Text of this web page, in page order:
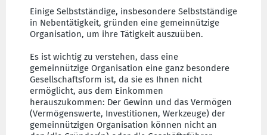
Einige Selbstständige, insbesondere Selbstständige
in Nebentätigkeit, gründen eine gemeinnützige
Organisation, um ihre Tätigkeit auszuüben.
Es ist wichtig zu verstehen, dass eine
gemeinnützige Organisation eine ganz besondere
Gesellschaftsform ist, da sie es Ihnen nicht
ermöglicht, aus dem Einkommen
herauszukommen: Der Gewinn und das Vermögen
(Vermögenswerte, Investitionen, Werkzeuge) der
gemeinnützigen Organisation können nicht an